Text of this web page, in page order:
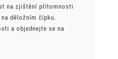
na zjištění přítomnosti
děložním čípku.
a objednejte se na